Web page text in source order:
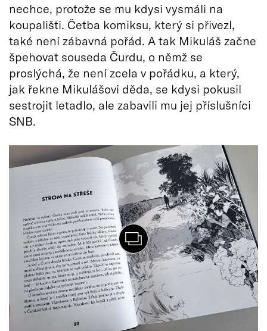
nechce, protože se mu kdysi vysmáli na
koupališti. Četba komiksu, který si přivezl,
také není zábavná pořád. A tak Mikuláš začne
špehovat souseda Čurdu, o němž se
proslýchá, že není zcela v pořádku, a který,
jak řekne Mikulášovi děda, se kdysi pokusil
sestrojit letadlo, ale zabavili mu jej příslušníci
SNB.